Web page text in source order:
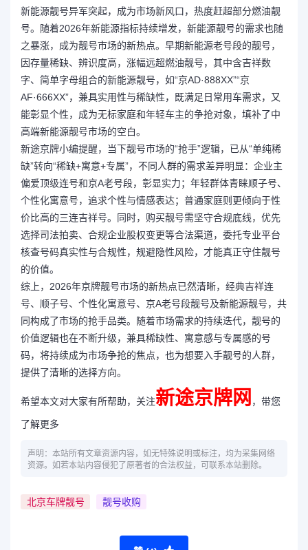
新能源靓号异军突起，成为市场新风口，热度赶超部分燃油靓
号。随着2026年新能源指标持续增发，新能源靓号的需求也随
之暴涨，成为靓号市场的新热点。早期新能源老号段的靓号，
因存量稀缺、辨识度高，涨幅远超燃油靓号，其中含吉祥数
字、简单字母组合的新能源靓号，如“京AD·888XX”“京
AF·666XX”，兼具实用性与稀缺性，既满足日常用车需求，又
能彰显个性，成为无标家庭和年轻车主的争抢对象，填补了中
高端新能源靓号市场的空白。
新途京牌小编提醒，当下靓号市场的“抢手”逻辑，已从“单纯稀
缺”转向“稀缺+寓意+专属”，不同人群的需求差异明显：企业主
偏爱顶级连号和京A老号段，彰显实力；年轻群体青睐顺子号、
个性化寓意号，追求个性与情感表达；普通家庭则更倾向于性
价比高的三连吉祥号。同时，购买靓号需坚守合规底线，优先
选择司法拍卖、合规企业股权变更等合法渠道，委托专业平台
核查号码真实性与合规性，规避隐性风险，才能真正守住靓号
的价值。
综上，2026年京牌靓号市场的新热点已然清晰，经典吉祥连
号、顺子号、个性化寓意号、京A老号段靓号及新能源靓号，共
同构成了市场的抢手品类。随着市场需求的持续迭代，靓号的
价值逻辑也在不断升级，兼具稀缺性、寓意感与专属感的号
码，将持续成为市场争抢的焦点，也为想要入手靓号的人群，
提供了清晰的选择方向。
希望本文对大家有所帮助，关注新途京牌网 ，带您
了解更多
声明：本站所有文章资源内容，如无特殊说明或标注，均为采集网络
资源。如若本站内容侵犯了原著者的合法权益，可联系本站删除。
北京车牌靓号 靓号收购